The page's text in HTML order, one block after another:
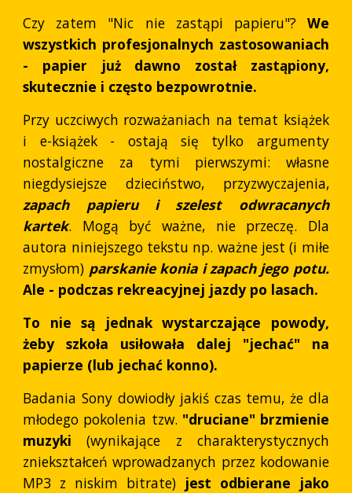
Czy zatem "Nic nie zastąpi papieru"? We
wszystkich profesjonalnych zastosowaniach
- papier już dawno został zastąpiony,
skutecznie i często bezpowrotnie.
Przy uczciwych rozważaniach na temat książek
i e-książek - ostają się tylko argumenty
nostalgiczne za tymi pierwszymi: własne
niegdysiejsze dzieciństwo, przyzwyczajenia,
zapach papieru i szelest odwracanych
kartek. Mogą być ważne, nie przeczę. Dla
autora niniejszego tekstu np. ważne jest (i miłe
zmysłom) parskanie konia i zapach jego potu.
Ale - podczas rekreacyjnej jazdy po lasach.
To nie są jednak wystarczające powody,
żeby szkoła usiłowała dalej "jechać" na
papierze (lub jechać konno).
Badania Sony dowiodły jakiś czas temu, że dla
młodego pokolenia tzw. "druciane" brzmienie
muzyki (wynikające z charakterystycznych
zniekształceń wprowadzanych przez kodowanie
MP3 z niskim bitrate) jest odbierane jako